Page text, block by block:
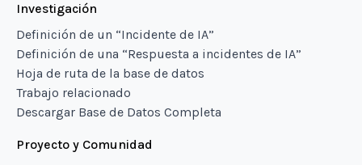
Investigación
Definición de un “Incidente de IA”
Definición de una “Respuesta a incidentes de IA”
Hoja de ruta de la base de datos
Trabajo relacionado
Descargar Base de Datos Completa
Proyecto y Comunidad